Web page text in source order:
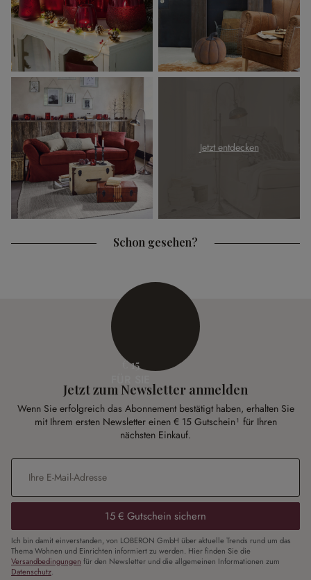
Jetzt entdecken
Schon gesehen?
€ 15
Jetzt zum Newsletter anmelden
Wenn Sie erfolgreich das Abonnement bestätigt haben, erhalten Sie
mit Ihrem ersten Newsletter einen € 15 Gutschein¹ für Ihren
nächsten Einkauf.
E-Mail-Adresse*
15 € Gutschein sichern
Ich bin damit einverstanden, von LOBERON GmbH über aktuelle Trends rund um das
Thema Wohnen und Einrichten informiert zu werden. Hier finden Sie die
Versandbedingungen für den Newsletter und die allgemeinen Informationen zum
Datenschutz.